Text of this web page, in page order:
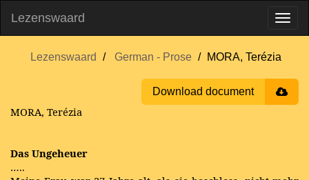
Lezenswaard
Lezenswaard German - Prose MORA, Terézia
Download document
MORA, Terézia
Das Ungeheuer
…..